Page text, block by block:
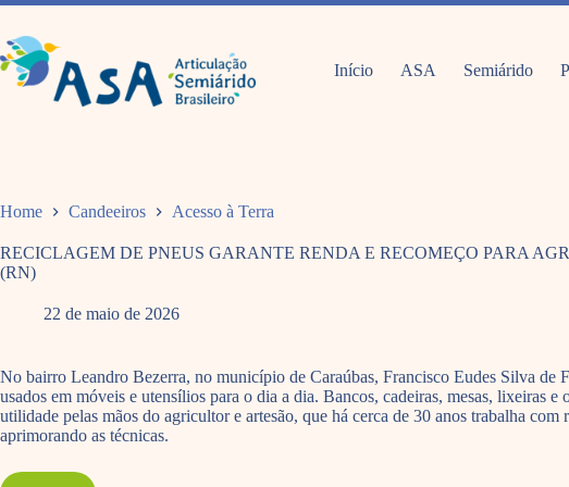
Pular
o
conteúdo
Início ASA Semiárido
Home Candeeiros Acesso à Terra
RECICLAGEM DE PNEUS GARANTE RENDA E RECOMEÇO PARA
(RN)
22 de maio de 2026
No bairro Leandro Bezerra, no município de Caraúbas, Francisco Eudes Silva de
usados em móveis e utensílios para o dia a dia. Bancos, cadeiras, mesas, lixeiras e
utilidade pelas mãos do agricultor e artesão, que há cerca de 30 anos trabalha
aprimorando as técnicas.